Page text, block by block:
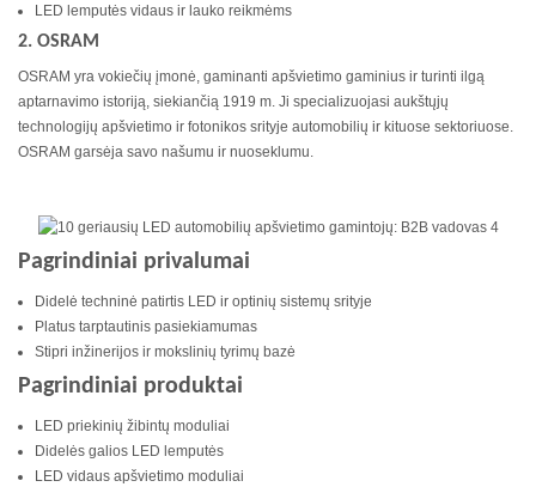
LED lemputės vidaus ir lauko reikmėms
2. OSRAM
OSRAM yra vokiečių įmonė, gaminanti apšvietimo gaminius ir turinti ilgą
aptarnavimo istoriją, siekiančią 1919 m. Ji specializuojasi aukštųjų
technologijų apšvietimo ir fotonikos srityje automobilių ir kituose sektoriuose.
OSRAM garsėja savo našumu ir nuoseklumu.
Pagrindiniai privalumai
Didelė techninė patirtis LED ir optinių sistemų srityje
Platus tarptautinis pasiekiamumas
Stipri inžinerijos ir mokslinių tyrimų bazė
Pagrindiniai produktai
LED priekinių žibintų moduliai
Didelės galios LED lemputės
LED vidaus apšvietimo moduliai